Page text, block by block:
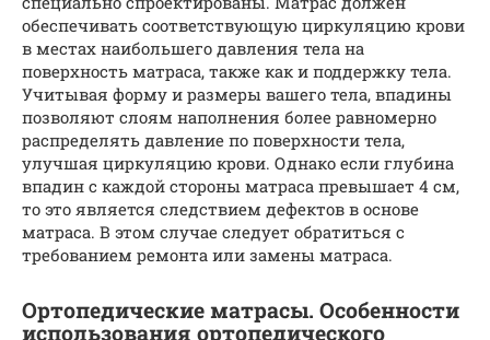
обеспечивать соответствующую циркуляцию крови
в местах наибольшего давления тела на
поверхность матраса, также как и поддержку тела.
Учитывая форму и размеры вашего тела, впадины
позволяют слоям наполнения более равномерно
распределять давление по поверхности тела,
улучшая циркуляцию крови. Однако если глубина
впадин с каждой стороны матраса превышает 4 см,
то это является следствием дефектов в основе
матраса. В этом случае следует обратиться с
требованием ремонта или замены матраса.
Ортопедические матрасы. Особенности
использования ортопедического